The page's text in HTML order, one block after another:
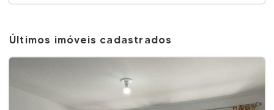
Últimos imóveis cadastrados